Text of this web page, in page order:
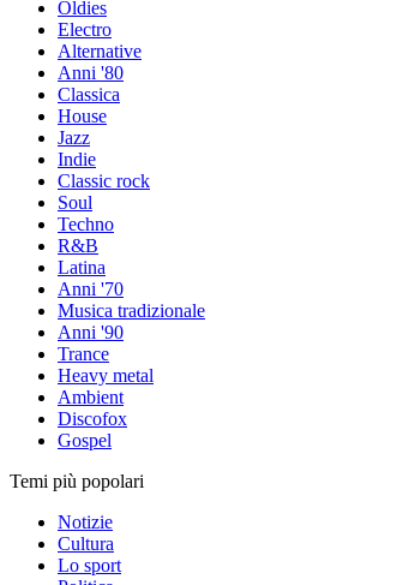
Oldies
Electro
Alternative
Anni '80
Classica
House
Jazz
Indie
Classic rock
Soul
Techno
R&B
Latina
Anni '70
Musica tradizionale
Anni '90
Trance
Heavy metal
Ambient
Discofox
Gospel
Temi più popolari
Notizie
Cultura
Lo sport